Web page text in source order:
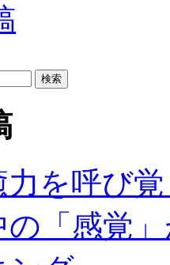
力を呼び
の「感覚